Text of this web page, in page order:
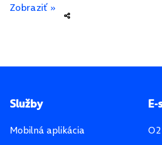
Zobraziť »
Pätička stránky
Služby
Mobilná aplikácia